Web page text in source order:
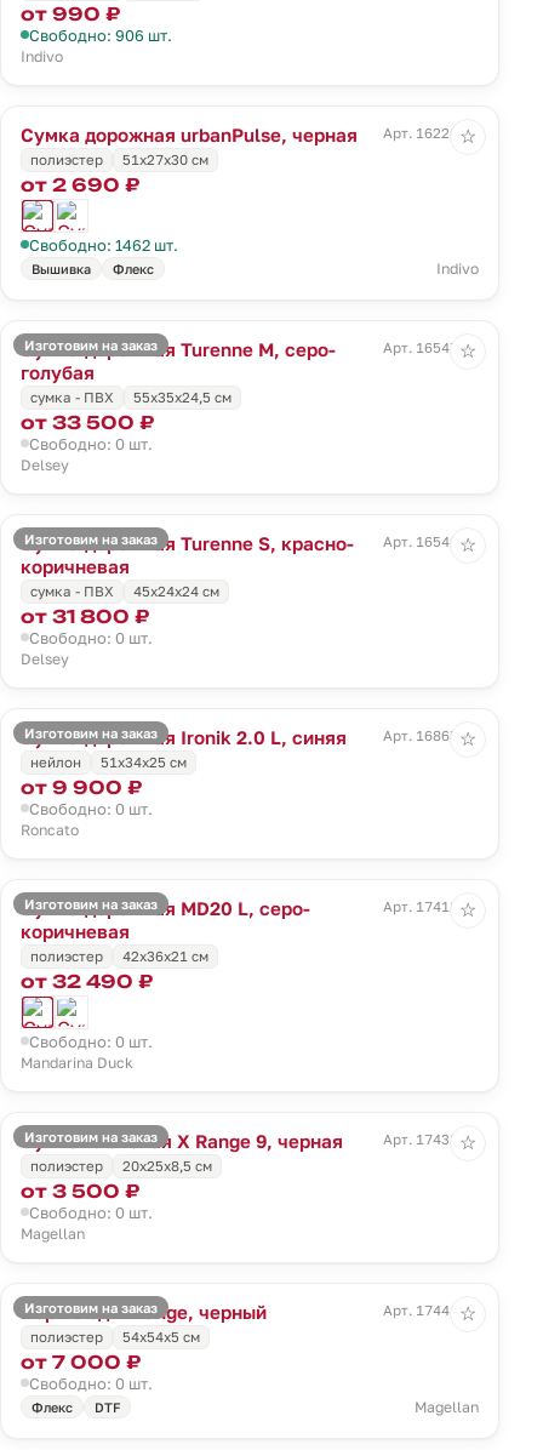
от 990 ₽
Свободно: 906 шт.
Indivo
Сумка дорожная urbanPulse, черная
Арт. 16226.30
полиэстер
51x27x30 см
от 2 690 ₽
Свободно: 1462 шт.
Вышивка Флекс Indivo
☆
Изготовим на заказ
Сумка дорожная Turenne M, серо-
голубая
Арт. 16547.14
сумка - ПВХ 55x35x24,5 см
от 33 500 ₽
Свободно: 0 шт.
Delsey
☆
Изготовим на заказ
Сумка дорожная Turenne S, красно-
коричневая
Арт. 16546.59
сумка - ПВХ 45x24x24 см
от 31 800 ₽
Свободно: 0 шт.
Delsey
☆
Изготовим на заказ
Сумка дорожная Ironik 2.0 L, синяя
Арт. 16865.40
нейлон
51x34x25 см
от 9 900 ₽
Свободно: 0 шт.
Roncato
☆
Изготовим на заказ
Сумка дорожная MD20 L, серо-
коричневая
Арт. 17418.10
полиэстер 42x36x21 см
от 32 490 ₽
Свободно: 0 шт.
Mandarina Duck
☆
Изготовим на заказ
Сумка плечевая X Range 9, черная
Арт. 17438.30
полиэстер
20x25x8,5 см
от 3 500 ₽
Свободно: 0 шт.
Magellan
☆
Изготовим на заказ
Портплед X Range, черный
Арт. 17441.30
полиэстер
54х54х5 см
от 7 000 ₽
Свободно: 0 шт.
Флекс DTF Magellan
☆